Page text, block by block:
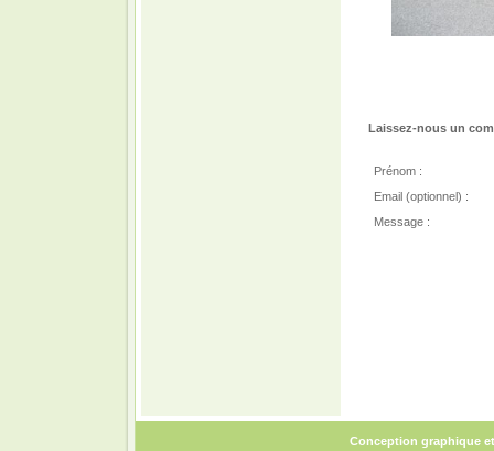
Laissez-nous un
Prénom :
Email (optionnel) :
Message :
Conception graphique